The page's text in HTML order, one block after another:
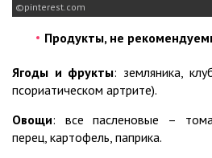
pinterest.com
Продукты, не
Ягоды и фрукты: земляника,
псориатическом артрите).
Овощи: все пасленовые –
перец, картофель, паприка.